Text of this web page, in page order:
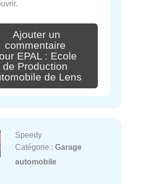
Ajouter un
commentaire
EPAL : Ecole
de Production
de Lens
Speedy
Catégorie : Garage
automobile